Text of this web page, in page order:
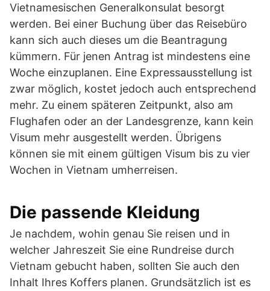
Vietnamesischen Generalkonsulat besorgt
werden. Bei einer Buchung über das Reisebüro
kann sich auch dieses um die Beantragung
kümmern. Für jenen Antrag ist mindestens eine
Woche einzuplanen. Eine Expressausstellung ist
zwar möglich, kostet jedoch auch entsprechend
mehr. Zu einem späteren Zeitpunkt, also am
Flughafen oder an der Landesgrenze, kann kein
Visum mehr ausgestellt werden. Übrigens
können sie mit einem gültigen Visum bis zu vier
Wochen in Vietnam umherreisen.
Die passende Kleidung
Je nachdem, wohin genau Sie reisen und in
welcher Jahreszeit Sie eine Rundreise durch
Vietnam gebucht haben, sollten Sie auch den
Inhalt Ihres Koffers planen. Grundsätzlich ist es